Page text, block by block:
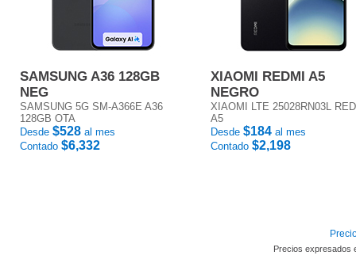
SAMSUNG A36 128GB
NEG
SAMSUNG 5G SM-A366E A36
128GB OTA
Desde $528 al mes
Contado $6,332
XIAOMI REDMI A5
NEGRO
XIAOMI LTE 25028RN03L
A5
Desde $184 al mes
Contado $2,198
Precios expresados